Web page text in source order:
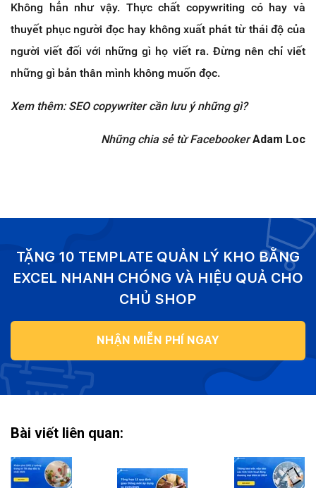
Không hẳn như vậy. Thực chất copywriting có hay và
thuyết phục người đọc hay không xuất phát từ thái độ của
người viết đối với những gì họ viết ra. Đừng nên chỉ viết
những gì bản thân mình không muốn đọc.
Xem thêm: SEO copywriter cần lưu ý những gì?
Những chia sẻ từ FacebookerAdam Loc
TẶNG 10 TEMPLATE QUẢN LÝ KHO BẰNG
EXCEL NHANH CHÓNG VÀ HIỆU QUẢ CHO
CHỦ SHOP
NHẬN MIỄN PHÍ NGAY
Bài viết liên quan: